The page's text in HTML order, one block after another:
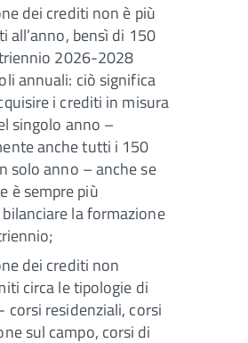
dei crediti non è più
all’anno, bensì di 150
2026-2028
annuali: ciò significa
i crediti in misura
singolo anno –
anche tutti i 150
solo anno – anche se
è sempre più
la formazione
dei crediti non
circa le tipologie di
corsi residenziali, corsi
sul campo, corsi di